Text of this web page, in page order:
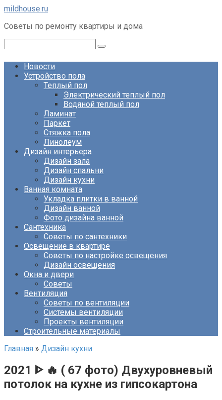
Перейти
контенту
mildhouse.ru
Советы по ремонту квартиры и дома
Новости
Устройство пола
Теплый пол
Электрический теплый пол
Водяной теплый пол
Ламинат
Паркет
Стяжка пола
Линолеум
Дизайн интерьера
Дизайн зала
Дизайн спальни
Дизайн кухни
Ванная комната
Укладка плитки в ванной
Дизайн ванной
Фото дизайна ванной
Сантехника
Советы по сантехники
Освещение в квартире
Советы по настройке освещения
Дизайн освещения
Окна и двери
Советы
Вентиляция
Советы по вентиляции
Системы вентиляции
Проекты вентиляции
Строительные материалы
Главная » Дизайн кухни
2021 ᐈ 🔥 ( 67 фото) Двухуровневый
потолок на кухне из гипсокартона